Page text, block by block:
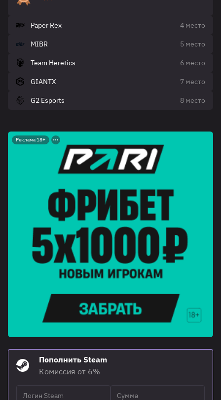
Paper Rex 4 место
MIBR 5 место
Team Heretics 6 место
GIANTX 7 место
G2 Esports 8 место
Реклама 18+
Пополнить Steam
Комиссия от 6%